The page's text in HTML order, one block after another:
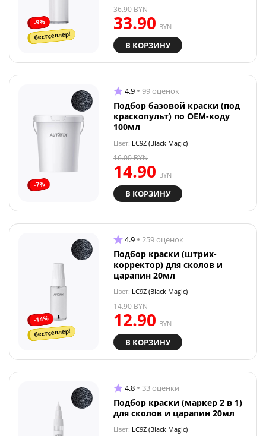
-9%
бестселлер!
33.90 BYN
36.90BYN
В КОРЗИНУ
-7%
4.9 99 оценок
Подбор базовой краски (под
краскопульт) по OEM-коду
100мл
Цвет: LC9Z (Black Magic)
14.90 BYN
16.00BYN
В КОРЗИНУ
-14%
бестселлер!
4.9 259 оценок
Подбор краски (штрих-
корректор) для сколов и
царапин 20мл
Цвет: LC9Z (Black Magic)
12.90 BYN
14.90BYN
В КОРЗИНУ
4.8 33 оценки
Подбор краски (маркер 2 в 1)
для сколов и царапин 20мл
Цвет: LC9Z (Black Magic)